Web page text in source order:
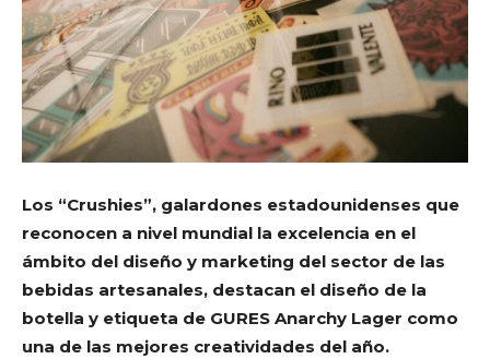
Los “Crushies”, galardones estadounidenses que
reconocen a nivel mundial la excelencia en el
ámbito del diseño y marketing del sector de las
bebidas artesanales, destacan el diseño de la
botella y etiqueta de GURES Anarchy Lager como
una de las mejores creatividades del año.